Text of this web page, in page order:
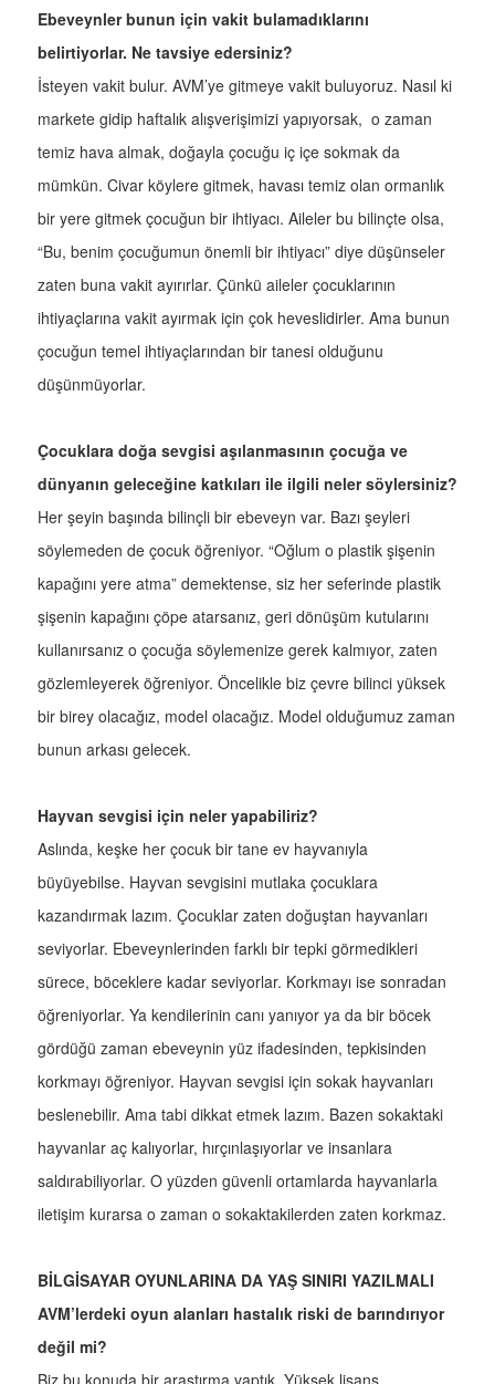
Ebeveynler bunun için vakit bulamadıklarını
belirtiyorlar. Ne tavsiye edersiniz?
İsteyen vakit bulur. AVM’ye gitmeye vakit buluyoruz. Nasıl ki
markete gidip haftalık alışverişimizi yapıyorsak, o zaman
temiz hava almak, doğayla çocuğu iç içe sokmak da
mümkün. Civar köylere gitmek, havası temiz olan ormanlık
bir yere gitmek çocuğun bir ihtiyacı. Aileler bu bilinçte olsa,
“Bu, benim çocuğumun önemli bir ihtiyacı” diye düşünseler
zaten buna vakit ayırırlar. Çünkü aileler çocuklarının
ihtiyaçlarına vakit ayırmak için çok heveslidirler. Ama bunun
çocuğun temel ihtiyaçlarından bir tanesi olduğunu
düşünmüyorlar.
Çocuklara doğa sevgisi aşılanmasının çocuğa ve
dünyanın geleceğine katkıları ile ilgili neler söylersiniz?
Her şeyin başında bilinçli bir ebeveyn var. Bazı şeyleri
söylemeden de çocuk öğreniyor. “Oğlum o plastik şişenin
kapağını yere atma” demektense, siz her seferinde plastik
şişenin kapağını çöpe atarsanız, geri dönüşüm kutularını
kullanırsanız o çocuğa söylemenize gerek kalmıyor, zaten
gözlemleyerek öğreniyor. Öncelikle biz çevre bilinci yüksek
bir birey olacağız, model olacağız. Model olduğumuz zaman
bunun arkası gelecek.
Hayvan sevgisi için neler yapabiliriz?
Aslında, keşke her çocuk bir tane ev hayvanıyla
büyüyebilse. Hayvan sevgisini mutlaka çocuklara
kazandırmak lazım. Çocuklar zaten doğuştan hayvanları
seviyorlar. Ebeveynlerinden farklı bir tepki görmedikleri
sürece, böceklere kadar seviyorlar. Korkmayı ise sonradan
öğreniyorlar. Ya kendilerinin canı yanıyor ya da bir böcek
gördüğü zaman ebeveynin yüz ifadesinden, tepkisinden
korkmayı öğreniyor. Hayvan sevgisi için sokak hayvanları
beslenebilir. Ama tabi dikkat etmek lazım. Bazen sokaktaki
hayvanlar aç kalıyorlar, hırçınlaşıyorlar ve insanlara
saldırabiliyorlar. O yüzden güvenli ortamlarda hayvanlarla
iletişim kurarsa o zaman o sokaktakilerden zaten korkmaz.
BİLGİSAYAR OYUNLARINA DA YAŞ SINIRI YAZILMALI
AVM’lerdeki oyun alanları hastalık riski de barındırıyor
değil mi?